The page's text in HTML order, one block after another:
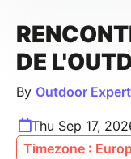
DE
By Outdoor
Thu Sep 17,
Timezone :